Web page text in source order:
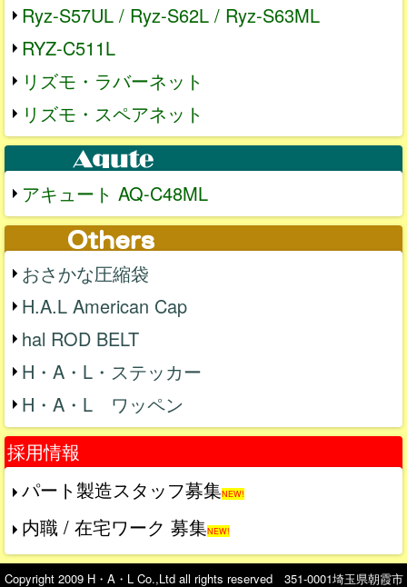
Ryz-S57UL / Ryz-S62L / Ryz-S63ML
RYZ-C511L
リズモ・ラバーネット
リズモ・スペアネット
アキュート AQ-C48ML
おさかな圧縮袋
H.A.L American Cap
hal ROD BELT
H・A・L・ステッカー
H・A・L ワッペン
採用情報
パート製造スタッフ募集NEW!
内職 / 在宅ワーク 募集NEW!
Copyright 2009 H・A・L Co.,Ltd all rights reserved 351-0001埼玉県朝霞市